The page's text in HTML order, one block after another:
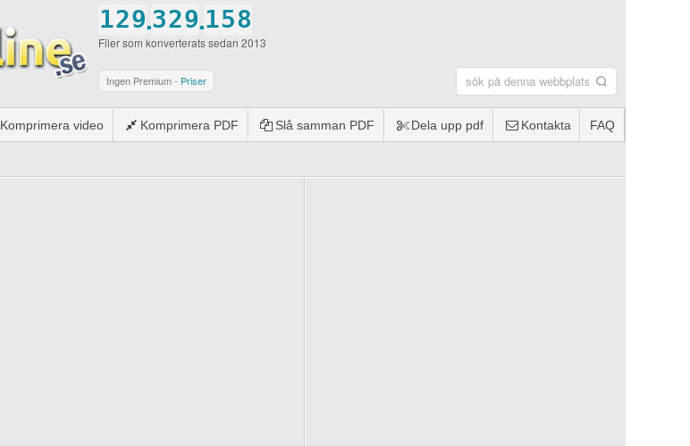
1
2
3
4
5
6
2
3
4
5
6
7
9
0
.3
4
5
6
7
8
2
3
4
5
6
7
9
0
.1
2
3
4
5
6
5
6
8
9
0
8
9
Filer som konverterats sedan 2013
Ingen Premium - Priser
Komprimera video Komprimera PDF Slå samman PDF Dela upp pdf Kontakta FAQ